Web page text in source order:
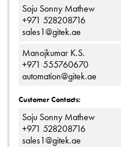
Soju Sonny Mathew
+971 528208716
sales1@gitek.ae
Manojkumar K.S.
+971 555760670
automation@gitek.ae
Customer Contacts:
Soju Sonny Mathew
+971 528208716
sales1@gitek.ae